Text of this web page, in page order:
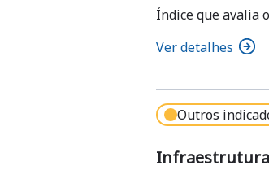
Índice que avalia
Ver detalhes
Outros